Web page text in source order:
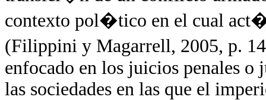
contexto pol�tico en el cual
(Filippini y Magarrell, 2005, p.
enfocado en los juicios penales o
las sociedades en las que el